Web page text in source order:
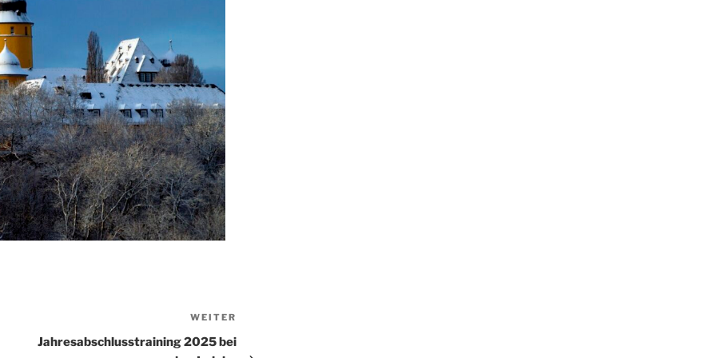
Beitrag
WEITER
Jahresabschlusstraining 2025 bei